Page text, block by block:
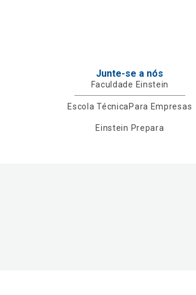
Junte-se a nós
Faculdade Einstein
Escola Técnica Para Empresas
Einstein Prepara